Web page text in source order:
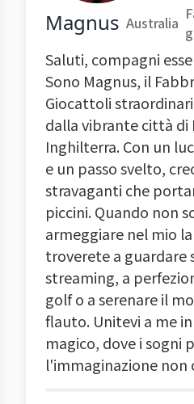
Magnus Australia
Saluti, compagni
Sono Magnus, il
Giocattoli
dalla vibrante città di
Inghilterra. Con un
e un passo svelto,
stravaganti che
piccini. Quando non
armeggiare nel mio
troverete a guardare
streaming, a
golf o a serenare il
flauto. Unitevi a me
magico, dove i sogni
l'immaginazione non